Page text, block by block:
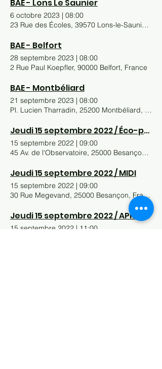
BAE - Lons Le Saunier
6 octobre 2023 | 08:00
23 Rue des Écoles, 39570 Lons-le-Saunier,
BAE - Belfort
28 septembre 2023 | 08:00
2 Rue Paul Koepfler, 90000 Belfort, France
BAE - Montbéliard
21 septembre 2023 | 08:00
Pl. Lucien Tharradin, 25200 Montbéliard,
Jeudi 15 septembre 2022 / Éco-party
15 septembre 2022 | 09:00
45 Av. de l'Observatoire, 25000 Besançon,
Jeudi 15 septembre 2022 / MIDI
15 septembre 2022 | 09:00
30 Rue Megevand, 25000 Besançon, France
Jeudi 15 septembre 2022 / APRÈS-MIDI, SOIR
15 septembre 2022 | 11:00